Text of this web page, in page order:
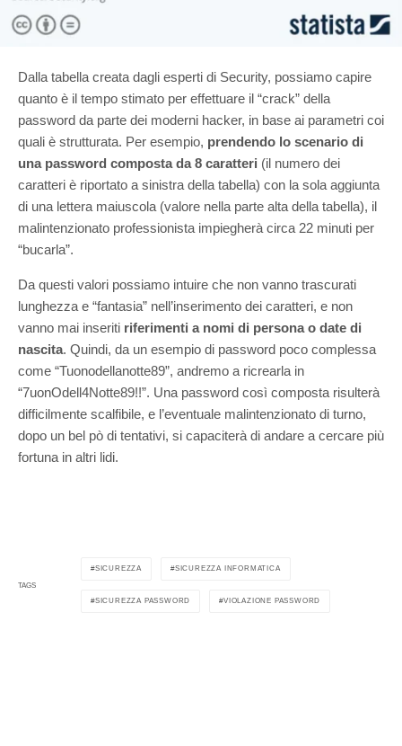
Dalla tabella creata dagli esperti di Security, possiamo capire
quanto è il tempo stimato per effettuare il “crack” della
password da parte dei moderni hacker, in base ai parametri coi
quali è strutturata. Per esempio, prendendo lo scenario di
una password composta da 8 caratteri (il numero dei
caratteri è riportato a sinistra della tabella) con la sola aggiunta
di una lettera maiuscola (valore nella parte alta della tabella), il
malintenzionato professionista impiegherà circa 22 minuti per
“bucarla”.
Da questi valori possiamo intuire che non vanno trascurati
lunghezza e “fantasia” nell’inserimento dei caratteri, e non
vanno mai inseriti riferimenti a nomi di persona o date di
nascita. Quindi, da un esempio di password poco complessa
come “Tuonodellanotte89”, andremo a ricrearla in
“7uonOdell4Notte89!!”. Una password così composta risulterà
difficilmente scalfibile, e l’eventuale malintenzionato di turno,
dopo un bel pò di tentativi, si capaciterà di andare a cercare più
fortuna in altri lidi.
TAGS
SICUREZZA SICUREZZA INFORMATICA
SICUREZZA PASSWORD VIOLAZIONE PASSWORD